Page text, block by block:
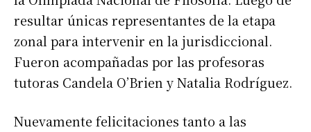
resultar únicas representantes de la etapa
zonal para intervenir en la jurisdiccional.
Fueron acompañadas por las profesoras
tutoras Candela O’Brien y Natalia Rodríguez.
Nuevamente felicitaciones tanto a las